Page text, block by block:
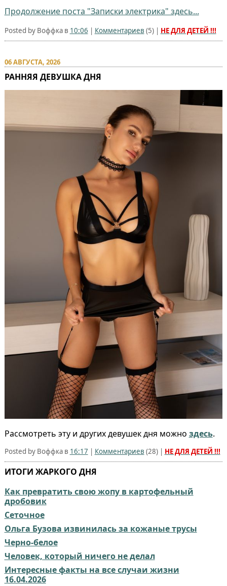
Продолжение поста "Записки электрика" здесь...
Posted by Воффка в 10:06 Комментариев (5) | НЕ ДЛЯ ДЕТЕЙ !!!
06 АВГУСТА, 2026
РАННЯЯ ДЕВУШКА ДНЯ
Рассмотреть эту и других девушек дня можно здесь.
Posted by Воффка в 16:17 | Комментариев (28) | НЕ ДЛЯ ДЕТЕЙ !!!
ИТОГИ ЖАРКОГО ДНЯ
Как превратить свою жопу в картофельный
дробовик
Сеточное
Ольга Бузова извинилась за кожаные трусы
Черно-белое
Человек, который ничего не делал
Интересные факты на все случаи жизни
16.04.2026